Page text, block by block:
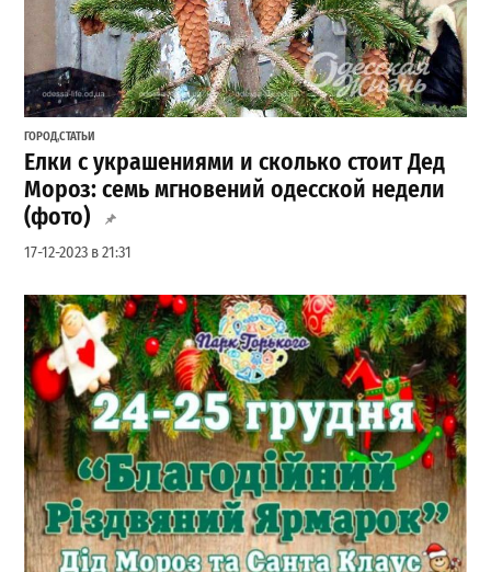
ГОРОД,СТАТЬИ
Елки с украшениями и сколько стоит Дед
Мороз: семь мгновений одесской недели
(фото)
17-12-2023 в 21:31